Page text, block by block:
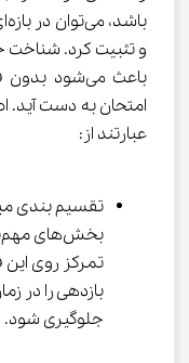
و تثبیت کرد.
باعث می‌شود
عبارتند از:
تقسیم
بازدهی را در
جلوگیری شود.